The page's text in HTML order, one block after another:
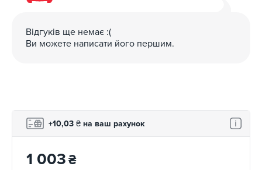
Відгуків ще немає :(
Ви можете написати його першим.
+10,03 ₴ на ваш рахунок
1 003₴